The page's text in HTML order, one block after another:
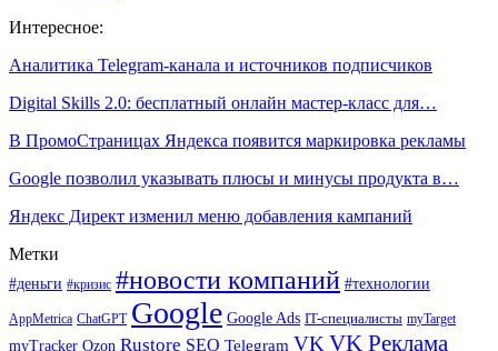
Интересное:
Аналитика Telegram-канала и источников подписчиков
Digital Skills 2.0: бесплатный онлайн мастер-класс для…
В ПромоСтраницах Яндекса появится маркировка рекламы
Google позволил указывать плюсы и минусы продукта в…
Яндекс Директ изменил меню добавления кампаний
Метки
#деньги #кризис #новости компаний #технологии
AppMetrica ChatGPT Google Google Ads IT-специалисты myTarget
myTracker Ozon Rustore SEO Telegram VK VK Реклама